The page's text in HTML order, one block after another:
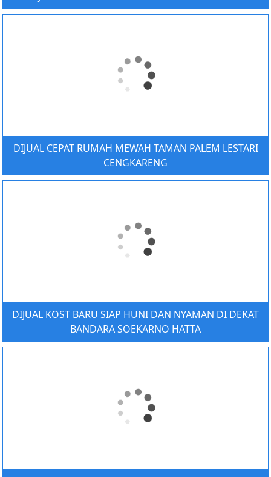
DIJUAL CEPAT RUMAH MEWAH TAMAN PALEM LESTARI
CENGKARENG
DIJUAL KOST BARU SIAP HUNI DAN NYAMAN DI DEKAT
BANDARA SOEKARNO HATTA